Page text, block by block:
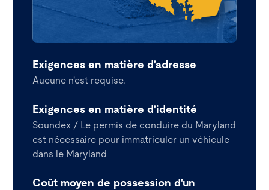
Exigences en matière d'adresse
Aucune n'est requise.
Exigences en matière d'identité
Soundex / Le permis de conduire du Maryland
est nécessaire pour immatriculer un véhicule
dans le Maryland
Coût moyen de possession d'un